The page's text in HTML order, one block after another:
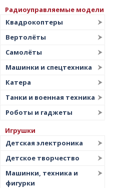
Радиоуправляемые модели
Квадрокоптеры
Вертолёты
Самолёты
Машинки и спецтехника
Катера
Танки и военная техника
Роботы и гаджеты
Игрушки
Детская электроника
Детское творчество
Машинки, техника и
фигурки